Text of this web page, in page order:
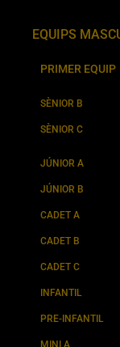
EQUIPS
PRIMER EQUIP
SÈNIOR B
SÈNIOR C
JÚNIOR A
JÚNIOR B
CADET A
CADET B
CADET C
INFANTIL
PRE-INFANTIL
MINI A